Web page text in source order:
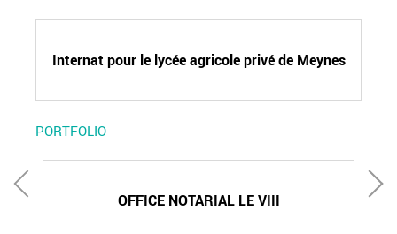
Internat pour le lycée agricole privé de Meynes
PORTFOLIO
OFFICE NOTARIAL LE VIII